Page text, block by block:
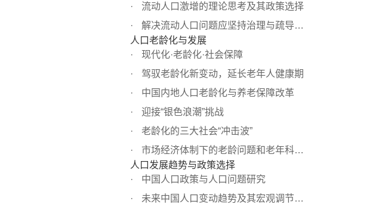
流动人口激增的理论思考及其政策选择
解决流动人口问题应坚持治理与疏导相结合
人口老龄化与发展
现代化·老龄化·社会保障
驾驭老龄化新变动，延长老年人健康期
中国内地人口老龄化与养老保障改革
迎接“银色浪潮”挑战
老龄化的三大社会“冲击波”
市场经济体制下的老龄问题和老年科学研究
人口发展趋势与政策选择
中国人口政策与人口问题研究
未来中国人口变动趋势及其宏观调节基本思路